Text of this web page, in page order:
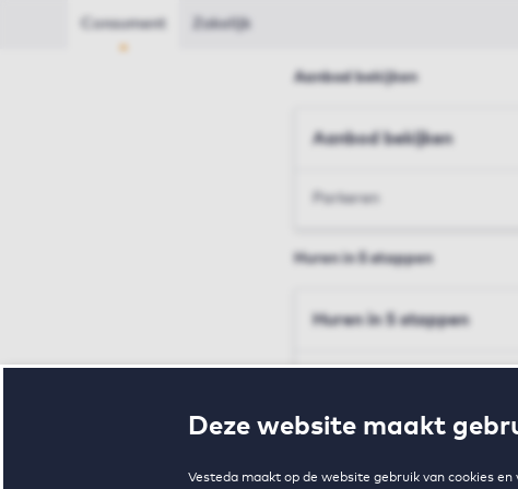
Deze website maakt
Vesteda maakt op de website gebruik van cookies
Consument Zakelijk
Aanbod bekijken
Aanbod bekijken
Parkeren
Huren in 5 stappen
Huren in 5 stappen
Voorwaarden en toewijzing